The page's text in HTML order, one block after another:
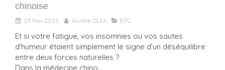
chinoise
23 Nov 2025 Aurélie OLEA ETC
Et si votre fatigue, vos insomnies ou vos sautes
d’humeur étaient simplement le signe d’un déséquilibre
entre deux forces naturelles ?
Dans la médecine chino...